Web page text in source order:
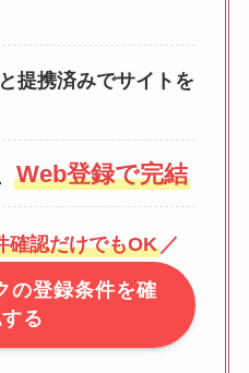
と提携済みでサイトを
Web登録で完結
確認だけでもOK／
の登録条件を確
る